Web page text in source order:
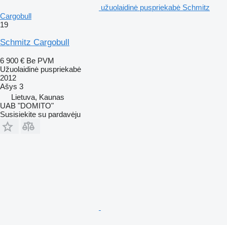
užuolaidinė puspriekabė Schmitz
Cargobull
19
Schmitz Cargobull
6 900 € Be PVM
Užuolaidinė puspriekabė
2012
Ašys 3
Lietuva, Kaunas
UAB "DOMITO"
Susisiekite su pardavėju